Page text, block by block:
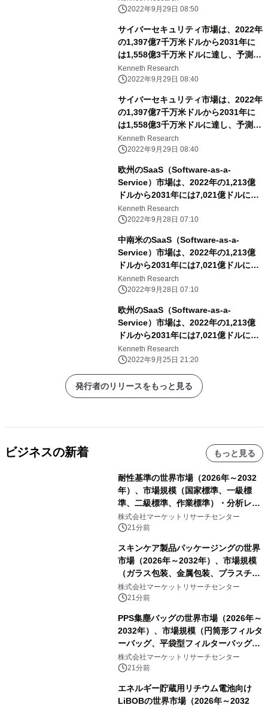
2022年9月29日 08:50
サイバーセキュリティ市場は、2022年
の1,397億7千万米ドルから2031年に
は1,558億3千万米ドルに達し、予測期
間中のCAGRは13.4％となる
Kenneth Research
2022年9月29日 08:40
サイバーセキュリティ市場は、2022年
の1,397億7千万米ドルから2031年に
は1,558億3千万米ドルに達し、予測期
間中のCAGRは13.4％となる
Kenneth Research
2022年9月29日 08:40
欧州のSaaS（Software-as-a-
Service）市場は、2022年の1,213億
ドルから2031年には7,021億ドルに達
し、予測期間中のCAGRは18.82%に達
すると予想。
Kenneth Research
2022年9月28日 07:10
中南米のSaaS（Software-as-a-
Service）市場は、2022年の1,213億
ドルから2031年には7,021億ドルに達
し、予測期間中のCAGRは18.82%に達
すると予測。
Kenneth Research
2022年9月28日 07:10
欧州のSaaS（Software-as-a-
Service）市場は、2022年の1,213億
ドルから2031年には7,021億ドルに達
し、予測期間中のCAGRは18.82%に達
すると予想。
Kenneth Research
2022年9月25日 21:20
発行者のリリースをもっと見る
ビジネスの新着 もっと見る
耐性基準の世界市場（2026年～2032
年）、市場規模（国家標準、一級標
準、二級標準、作業標準）・分析レポ
ートを発表
株式会社マーケットリサーチセンター
21分前
スキンケア製品パッケージングの世界
市場（2026年～2032年）、市場規模
（ガラス包装、金属包装、プラスチッ
ク包装、その他）・分析レポートを発
表
株式会社マーケットリサーチセンター
21分前
PPS集塵バッグの世界市場（2026年～
2032年）、市場規模（円筒形フィルタ
ーバッグ、平袋型フィルターバッグ、
プリーツフィルターバッグ、その
他）・分析レポートを発表
株式会社マーケットリサーチセンター
21分前
エネルギー貯蔵用リチウム電池向け
LiBOBの世界市場（2026年～2032